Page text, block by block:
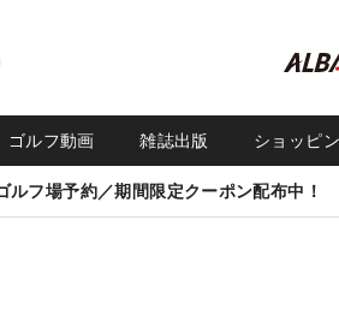
ゴルフ動画 雑誌出版 ショッピ
ルフ場予約／期間限定クーポン配布中！